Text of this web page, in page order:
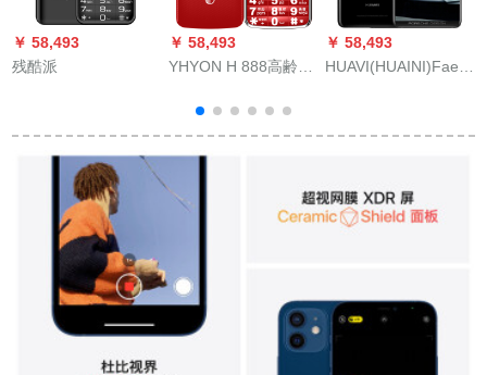
￥ 58,493
残酷派
￥ 58,493
YHYON H 888高齢ス
男女赤老年版
￥ 58,493
HUAVI(HUAINI)Fae
ク(6 G+25 G)